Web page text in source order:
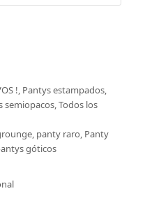
!, Pantys estampados,
semiopacos,Todos los
, panty raro, Panty
góticos